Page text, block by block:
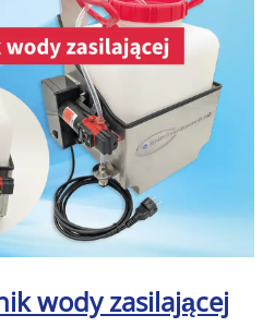
wody zasilającej